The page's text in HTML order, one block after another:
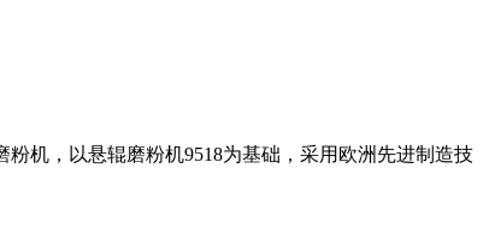
机，以悬辊磨粉机9518为基础，采用欧洲先进制造技